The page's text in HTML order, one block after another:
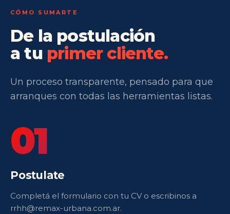
CÓMO SUMARTE
De la postulación
a tu primer cliente.
Un proceso transparente, pensado para que
arranques con todas las herramientas listas.
01
Postulate
Completá el formulario con tu CV o escribinos a
rrhh@remax-urbana.com.ar.